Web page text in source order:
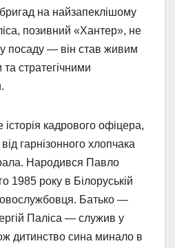
на найзапеклішому
позивний «Хантер», не
посаду — він став живим
стратегічними
кадрового офіцера,
гарнізонного хлопчака
Народився Павло
1985 року в Білоруській
Батько —
Паліса — служив у
дитинство сина минало в